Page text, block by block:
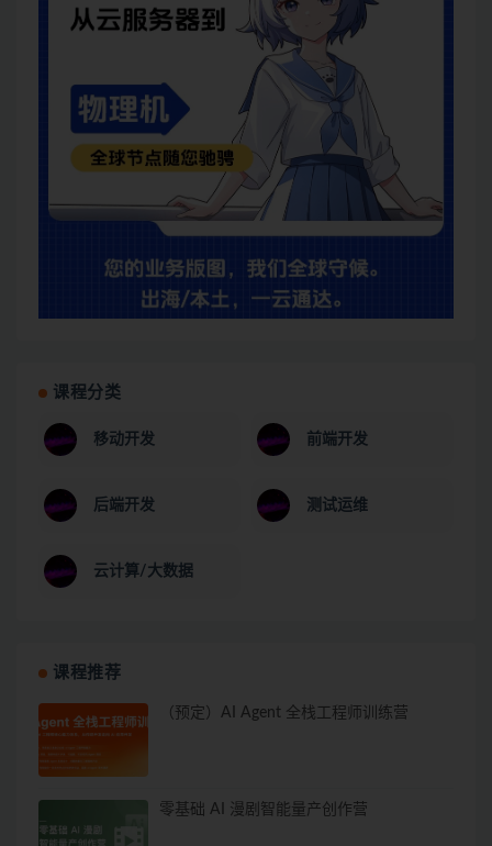
课程分类
移动开发 前端开发
后端开发 测试运维
云计算/大数据
课程推荐
（预定）AI Agent 全栈工程师训练营
零基础 AI 漫剧智能量产创作营